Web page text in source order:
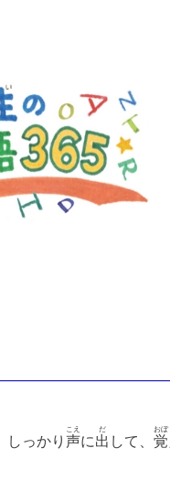
しっかり 声
こえ
に出
だ
して、 覚
おぼ